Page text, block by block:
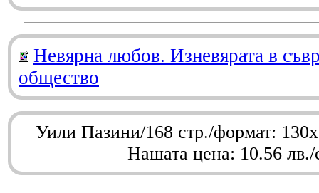
Невярна любов. Изневярата в
общество
Уили Пазини/168 стр./формат:
Нашата цена: 10.56 лв./